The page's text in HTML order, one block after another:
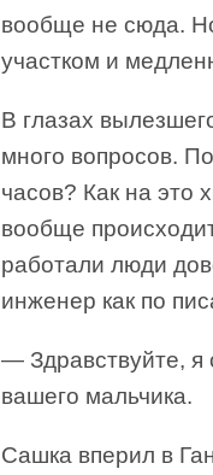
вообще не сюда.
участком и
В глазах
много вопросов.
часов? Как на это
вообще
работали люди
инженер как по
— Здравствуйте, я
вашего мальчика.
Сашка вперил в